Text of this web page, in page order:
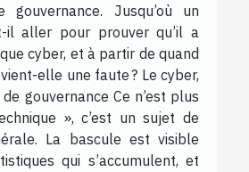
gouvernance. Jusqu’où un
il aller pour prouver qu’il a
cyber, et à partir de quand
elle une faute ? Le cyber,
gouvernance Ce n’est plus
», c’est un sujet de
La bascule est visible
qui s’accumulent, et